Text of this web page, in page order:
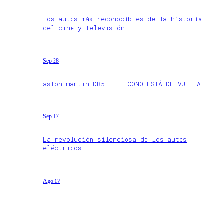
los autos más reconocibles de la historia
del cine y televisión
Sep 28
aston martin DB5: EL ICONO ESTÁ DE VUELTA
Sep 17
La revolución silenciosa de los autos
eléctricos
Ago 17